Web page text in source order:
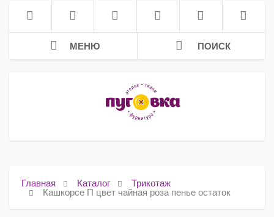
МЕНЮ ПОИСК
Главная Каталог
Трикотаж
Кашкорсе П цвет чайная роза пенье остаток